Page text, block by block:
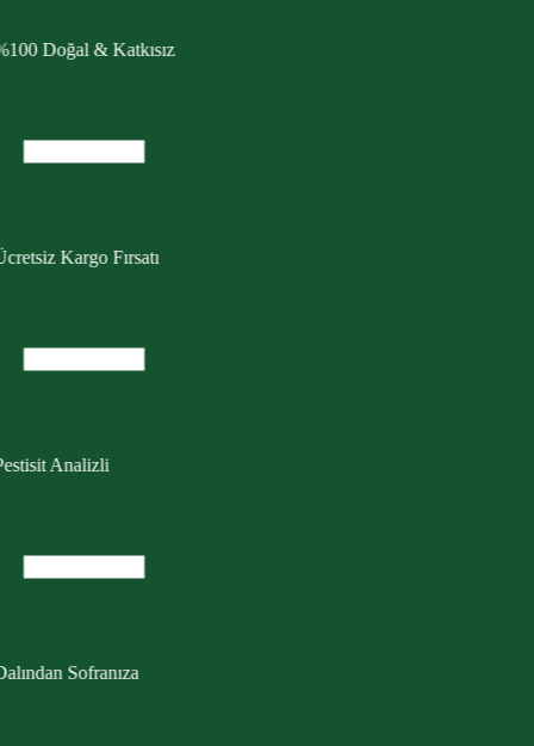
Doğal & Katkısız
Kargo Fırsatı
Analizli
Sofranıza